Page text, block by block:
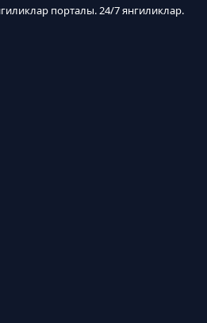
порталы. 24/7 янгиликлар.